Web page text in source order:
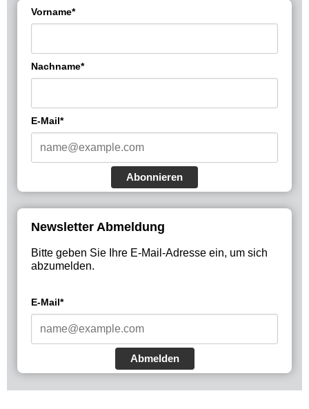
Vorname*
Nachname*
E-Mail*
Abonnieren
Newsletter Abmeldung
Bitte geben Sie Ihre E-Mail-Adresse ein, um sich
abzumelden.
E-Mail*
Abmelden